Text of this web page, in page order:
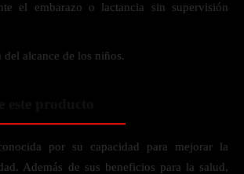
el embarazo o lactancia sin supervisión
del alcance de los niños.
por su capacidad para mejorar la
Además de sus beneficios para la salud,